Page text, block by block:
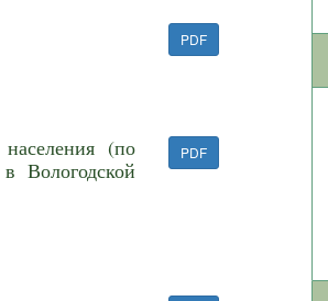
PDF
(по
Вологодской
PDF